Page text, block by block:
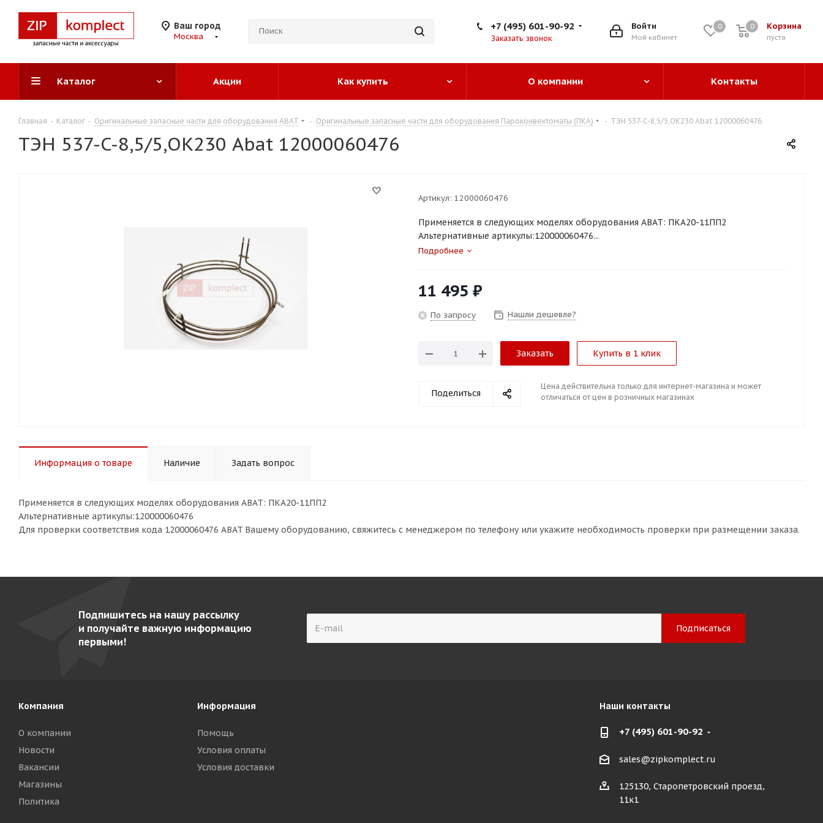
Ваш город
Москва
0 Корзина
0
пуста
0
Войти
Мой кабинет
+7 (495) 601-90-92
Заказать звонок
Каталог Акции Как купить О компании Контакты
Главная - Каталог - Оригинальные запасные части для оборудования ABAT - Оригинальные запасные части для оборудования Пароконвектоматы (ПКА) - ТЭН 537-C-8,5/5,ОК230 Abat 12000060476
ТЭН 537-C-8,5/5,ОК230 Abat 12000060476
Артикул: 12000060476
Применяется в следующих моделях оборудования ABAT: ПКА20-11ПП2
Альтернативные артикулы:120000060476...
Подробнее
11 495 ₽
По запросу Нашли дешевле?
Заказать Купить в 1 клик
Поделиться
Цена действительна только для интернет-магазина и может
отличаться от цен в розничных магазинах
Информация о товаре Наличие Задать вопрос
Применяется в следующих моделях оборудования ABAT: ПКА20-11ПП2
Альтернативные артикулы:120000060476
Для проверки соответствия кода 12000060476 ABAT Вашему оборудованию, свяжитесь с менеджером по телефону или укажите необходимость проверки при размещении заказа.
Подпишитесь на нашу рассылку
и получайте важную информацию
первыми!
Компания
О компании
Новости
Вакансии
Магазины
Политика
Информация
Помощь
Условия оплаты
Условия доставки
Наши контакты
+7 (495) 601-90-92
sales@zipkomplect.ru
125130, Старопетровский проезд,
11к1